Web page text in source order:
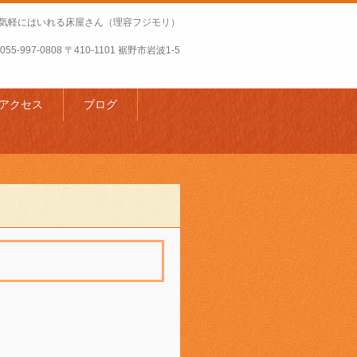
軽にはいれる床屋さん（理容フジモリ）
055-997-0808 〒410-1101 裾野市岩波1-5
クセス ブログ